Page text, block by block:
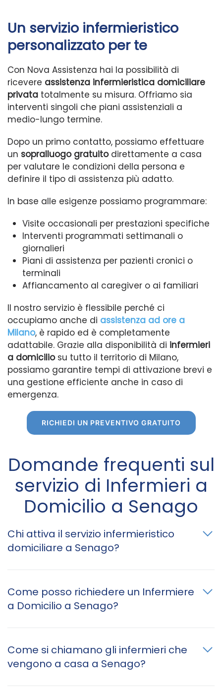
Un servizio infermieristico
personalizzato per te
Con Nova Assistenza hai la possibilità di
ricevere assistenza infermieristica domiciliare
privata totalmente su misura. Offriamo sia
interventi singoli che piani assistenziali a
medio-lungo termine.
Dopo un primo contatto, possiamo effettuare
un sopralluogo gratuitodirettamente a casa
per valutare le condizioni della persona e
definire il tipo di assistenza più adatto.
In base alle esigenze possiamo programmare:
Visite occasionali per prestazioni specifiche
Interventi programmati settimanali o
giornalieri
Piani di assistenza per pazienti cronici o
terminali
Affiancamento al caregiver o ai familiari
Il nostro servizio è flessibile perché ci
occupiamo anche di assistenza ad ore a
Milano, è rapido ed è completamente
adattabile. Grazie alla disponibilità di infermieri
a domiciliosu tutto il territorio di Milano,
possiamo garantire tempi di attivazione brevi e
una gestione efficiente anche in caso di
emergenza.
RICHIEDI UN PREVENTIVO GRATUITO
Domande frequenti sul
servizio di Infermieri a
Domicilio a Senago
Chi attiva il servizio infermieristico
domiciliare a Senago?
Come posso richiedere un Infermiere
a Domicilio a Senago?
Come si chiamano gli infermieri che
vengono a casa a Senago?